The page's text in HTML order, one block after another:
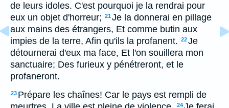
de leurs idoles. C'est pourquoi je la rendrai pour
eux un objet d'horreur; 21Je la donnerai en pillage
aux mains des étrangers, Et comme butin aux
impies de la terre, Afin qu'ils la profanent. 22Je
détournerai d'eux ma face, Et l'on souillera mon
sanctuaire; Des furieux y pénétreront, et le
profaneront.
23 Prépare les chaînes! Car le pays est rempli de
24